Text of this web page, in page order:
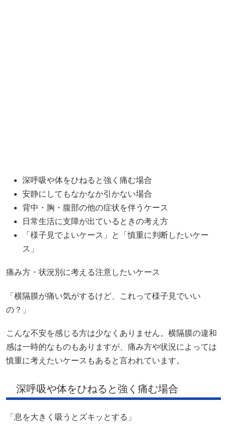
深呼吸や体をひねると強く痛む場合
安静にしてもなかなか引かない場合
背中・胸・腹部の他の症状を伴うケース
日常生活に支障が出ているときの考え方
「様子見でよいケース」と「慎重に判断したいケー
ス」
痛み方・状況別に考える注意したいケース
「横隔膜が痛い気がするけど、これって様子見でいい
の？」
こんな不安を感じる方は少なくありません。横隔膜の違和
感は一時的なものもありますが、痛み方や状況によっては
慎重に考えたいケースもあると言われています。
深呼吸や体をひねると強く痛む場合
「息を大きく吸うとズキッとする」